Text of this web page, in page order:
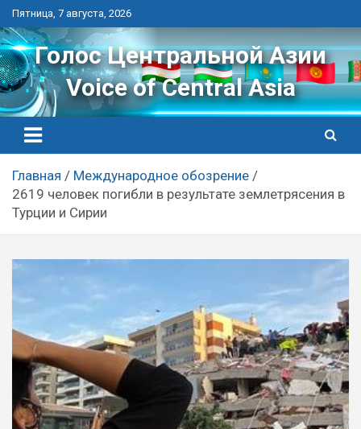
Перейти
к
контенту
Пятница, 7 августа, 2026
Голос Центральной Азии
Voice of Central Asia
Главная
Международное обозрение
2619 человек погибли в результате землетрясения в
Турции и Сирии